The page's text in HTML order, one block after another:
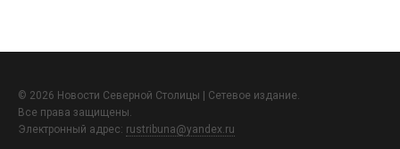
© 2026 Новости Северной Столицы | Сетевое издание.
Все права защищены.
Электронный адрес: rustribuna@yandex.ru